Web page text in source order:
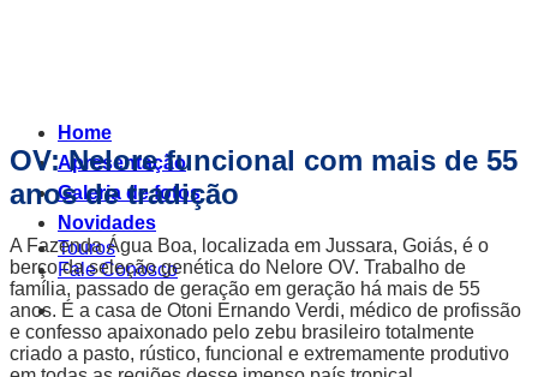
Home
Apresentação
Galeria de fotos
Novidades
Touros
Fale Conosco
OV: Nelore funcional com mais de 55
anos de tradição
A Fazenda Água Boa, localizada em Jussara, Goiás, é o
berço da seleção genética do Nelore OV. Trabalho de
família, passado de geração em geração há mais de 55
anos. É a casa de Otoni Ernando Verdi, médico de profissão
e confesso apaixonado pelo zebu brasileiro totalmente
criado a pasto, rústico, funcional e extremamente produtivo